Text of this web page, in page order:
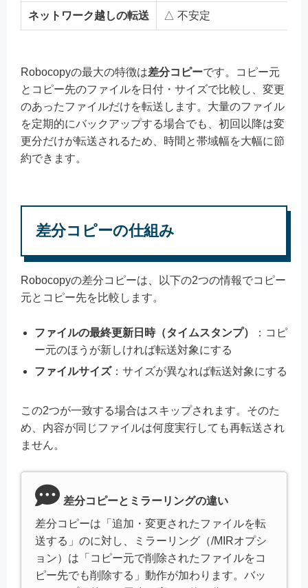
ネットワーク越しの転送 △ 不安定
Robocopyの最大の特徴は差分コピーです。コピー元
とコピー先のファイルを日付・サイズで比較し、変更
のあったファイルだけを転送します。大量のファイル
を定期的にバックアップする場合でも、初回以降は変
更分だけが転送されるため、時間と帯域幅を大幅に節
約できます。
差分コピーの仕組み
Robocopyの差分コピーは、以下の2つの情報でコピー
元とコピー先を比較します。
ファイルの最終更新日時（タイムスタンプ）
：コピ
ー元のほうが新しければ転送対象にする
ファイルサイズ：サイズが異なれば転送対象にする
この2つが一致する場合はスキップされます。そのた
め、内容が同じファイルは何度実行しても再転送され
ません。
差分コピーとミラーリングの違い
差分コピーは「追加・変更されたファイルを転
送する」のに対し、ミラーリング（/MIRオプシ
ョン）は「コピー元で削除されたファイルをコ
ピー先でも削除する」動作が加わります。バッ